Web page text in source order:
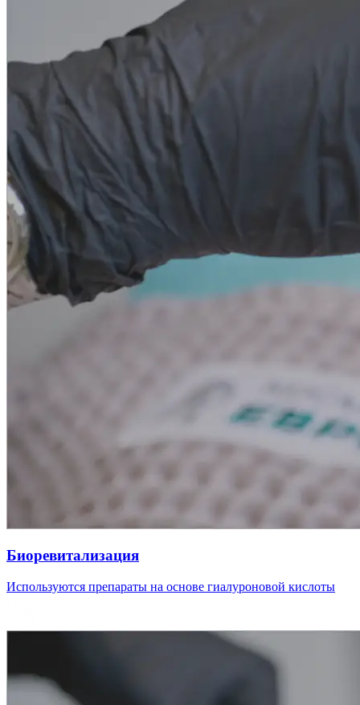
Биоревитализация
Используются препараты на основе гиалуроновой кислоты